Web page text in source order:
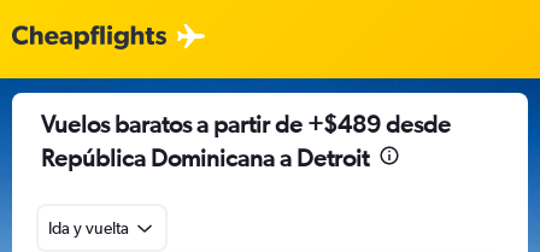
Vuelos baratos a partir de +$489 desde
República Dominicana a Detroit
Ida y vuelta